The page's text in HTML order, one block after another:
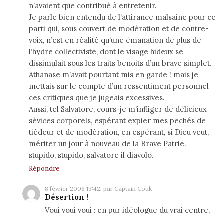
n’avaient que contribué à entretenir.
Je parle bien entendu de l’attirance malsaine pour ce
parti qui, sous couvert de modération et de contre-
voix, n’est en réalité qu’une émanation de plus de
l’hydre collectiviste, dont le visage hideux se
dissimulait sous les traits benoits d’un brave simplet.
Athanase m’avait pourtant mis en garde ! mais je
mettais sur le compte d’un ressentimentpersonnel
ces critiques que je jugeais excessives.
Aussi, tel Salvatore, cours-je m’infliger de délicieux
sévices corporels, espérant expier mes pechés de
tiédeur et de modération, en espérant, si Dieu veut,
mériter un jour à nouveau de la Brave Patrie.
stupido, stupido, salvatore il diavolo.
Répondre
8 février 2006 13:42, par Captain Couk
Désertion !
Voui voui voui : en pur idéologue du vrai centre,